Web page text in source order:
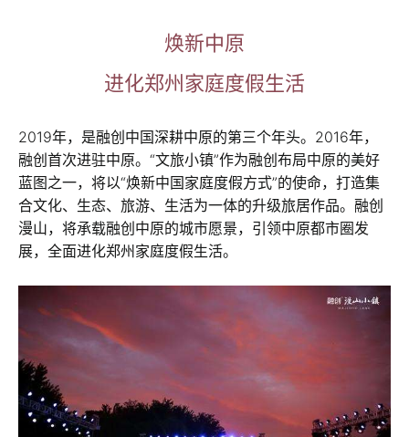
焕新中原
进化郑州家庭度假生活
2019年，是融创中国深耕中原的第三个年头。2016年，
融创首次进驻中原。“文旅小镇”作为融创布局中原的美好
蓝图之一，将以“焕新中国家庭度假方式”的使命，打造集
合文化、生态、旅游、生活为一体的升级旅居作品。融创
漫山，将承载融创中原的城市愿景，引领中原都市圈发
展，全面进化郑州家庭度假生活。